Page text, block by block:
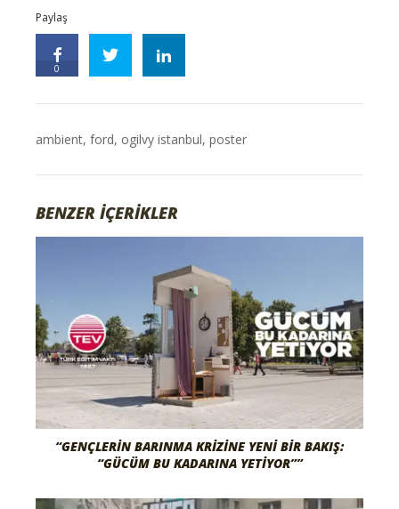
Paylaş
0
ambient,ford, ogilvy istanbul,poster
BENZER İÇERİKLER
“GENÇLERIN BARINMA KRIZINE YENI BIR BAKIŞ:
“GÜCÜM BU KADARINA YETIYOR””